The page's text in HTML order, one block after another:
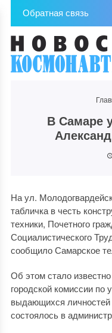
Обратная связь
В Самаре
На ул.
табличка в честь
техники, Почетного
Социалистического
сообщило Самарское
Об этом стало
городской комиссии по
выдающихся
состоялось в